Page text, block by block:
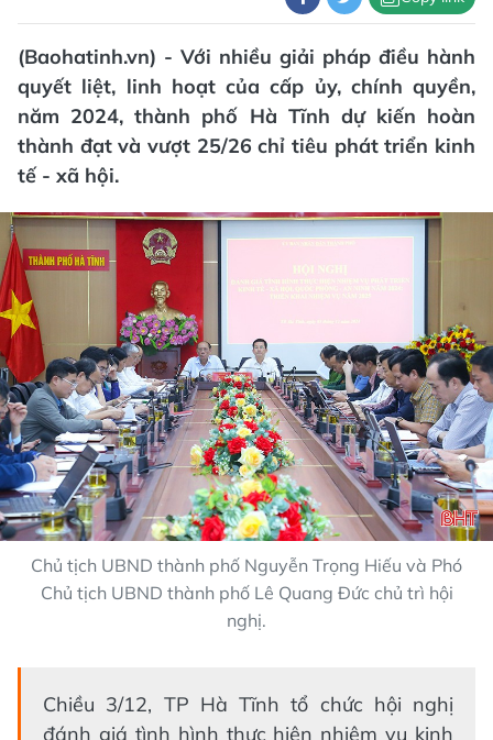
(Baohatinh.vn) - Với nhiều giải pháp điều hành
quyết liệt, linh hoạt của cấp ủy, chính quyền,
năm 2024, thành phố Hà Tĩnh dự kiến hoàn
thành đạt và vượt 25/26 chỉ tiêu phát triển kinh
tế - xã hội.
Chủ tịch UBND thành phố Nguyễn Trọng Hiếu và Phó
Chủ tịch UBND thành phố Lê Quang Đức chủ trì hội
nghị.
Chiều 3/12, TP Hà Tĩnh tổ chức hội nghị
đánh giá tình hình thực hiện nhiệm vụ kinh